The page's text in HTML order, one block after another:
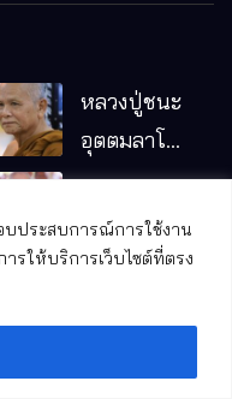
บประสบการณ์การใช้งาน
ให้บริการเว็บไซต์ที่ตรง
หลวงปู่ชนะ
อุตตมลาโภ
วัดป่าโนน
หมากอื๋อ
อ.เมือง
แล้ว หลวง
ปู่บุญมา